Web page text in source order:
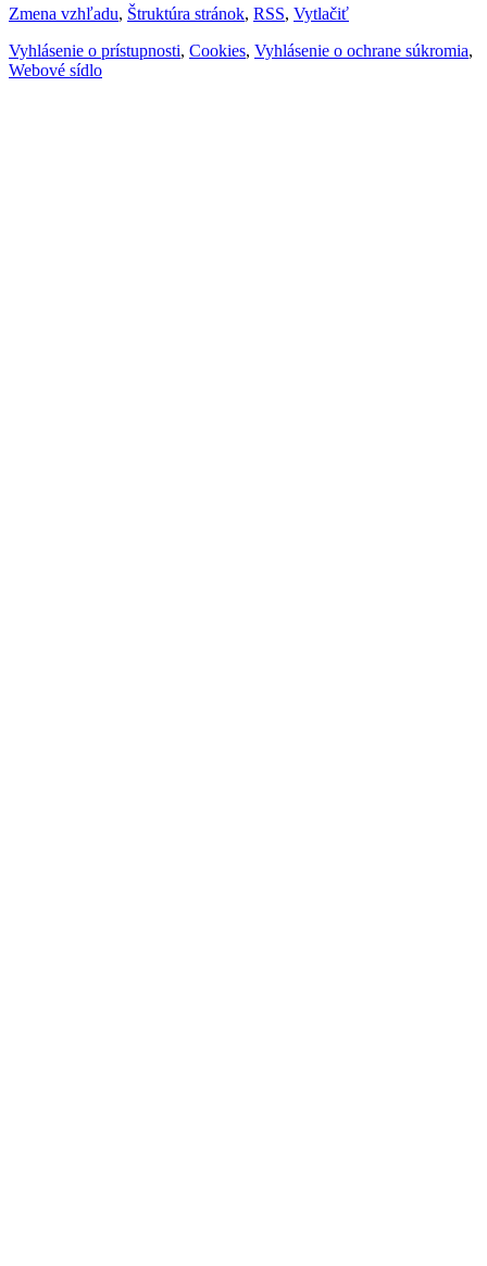
Zmena vzhľadu, Štruktúra stránok, RSS, Vytlačiť
Vyhlásenie o prístupnosti, Cookies, Vyhlásenie o ochrane súkromia,
Webové sídlo